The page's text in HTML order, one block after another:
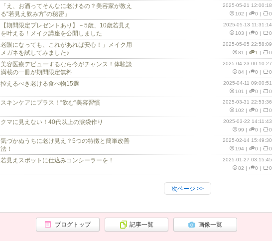
「え、お酒ってそんなに老けるの？美容家が教え
る“若見え飲み方”の秘密」
2025-05-21 12:00:18
102
0 0
【期間限定プレゼントあり】－5歳、10歳若見え
を叶える！メイク講座を公開しました
2025-05-13 11:31:14
103
0 0
老眼になっても、これがあれば安心！」メイク用
メガネを試してみました♪
2025-05-05 22:58:09
81
1 0
美容医療デビューするなら今がチャンス！体験談
満載の一冊が期間限定無料
2025-04-23 00:10:27
84
0 0
控えるべき老ける食べ物15選
2025-04-11 09:00:51
101
0 0
スキンケアにプラス！“飲む”美容習慣
2025-03-31 22:53:36
102
0 0
クマに見えない！40代以上の涙袋作り
2025-03-22 14:11:43
99 | 0 | 0
気づかぬうちに老け見え？5つの特徴と簡単改善
法！
2025-02-14 15:49:30
194
0 0
若見えスポットに仕込みコンシーラーを！
2025-01-27 03:15:45
82
0 0
次ページ >>
ブログトップ 記事一覧 画像一覧